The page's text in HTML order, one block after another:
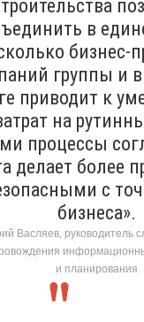
в
бизнес-
группы и
приводит к
на
процессы
делает более
с
бизнеса».
Васляев, руководитель
и планирования